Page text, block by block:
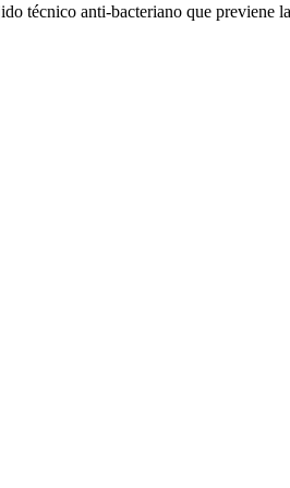
técnico anti-bacteriano que previene